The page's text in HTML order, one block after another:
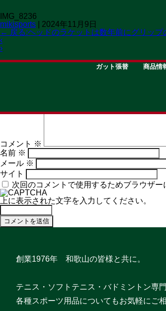
ガット張替 商品情
IMG_8236
mikisports
2024年11月9日
← 戻る:ヘッドのラケットは数年前にグリッ
‹
›
コメント ※
名前 ※
メール ※
サイト
次回のコメントで使用するためブラウザ
上に表示された文字を入力してください。
創業1976年 和歌山の皆様と共に。
テニス・ソフトテニス・バドミントン専
各種スポーツ用品についてもお気軽にご相